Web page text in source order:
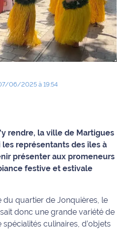
06/2025 à 19:54
rendre, la ville de Martigues
représentants des îles à
présenter aux promeneurs
festive et estivale
du quartier de Jonquières, le
donc une grande variété de
culinaires, d’objets